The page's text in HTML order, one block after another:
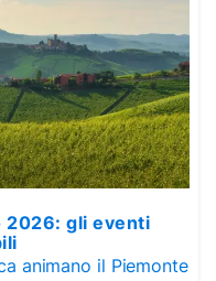
2026: gli eventi
animano il Piemonte